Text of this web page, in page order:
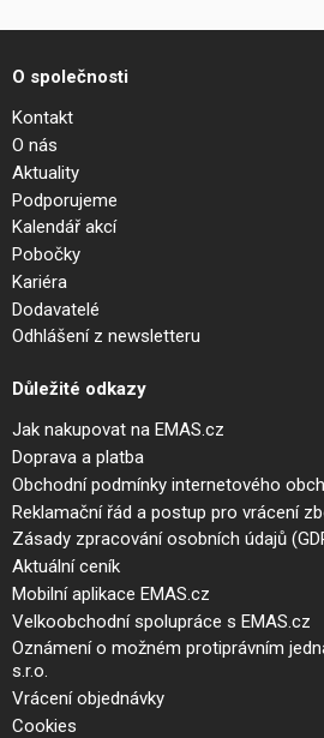
O společnosti
Kontakt
O nás
Aktuality
Podporujeme
Kalendář akcí
Pobočky
Kariéra
Dodavatelé
Odhlášení z newsletteru
Důležité odkazy
Jak nakupovat na EMAS.cz
Doprava a platba
Obchodní podmínky internetového
Reklamační řád a postup pro vrácení
Zásady zpracování osobních údajů
Aktuální ceník
Mobilní aplikace EMAS.cz
Velkoobchodní spolupráce s EMAS.cz
Oznámení o možném protiprávním
s.r.o.
Vrácení objednávky
Cookies